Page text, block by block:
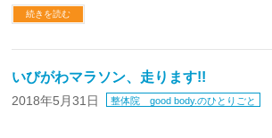
続きを読む
いびがわマラソン、走ります!!
2018年5月31日 整体院 good body.のひとりごと